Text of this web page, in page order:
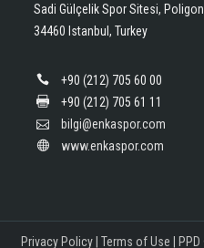
Avrupa
Sadi Gülçelik Spor Sitesi,
34460 Istanbul, Turkey
+90 (212) 705 60 00
+90 (212) 705 61 11
bilgi@enkaspor.com
www.enkaspor.com
Privacy Policy| Terms of Use | PPD